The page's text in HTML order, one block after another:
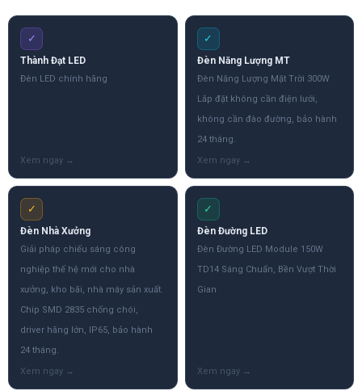
✓
Thành Đạt LED
Đèn LED chính hãng
✓
Đèn Năng Lượng MT
Đèn Năng Lượng Mặt Trời 300W
Lắp đặt không cần điện lưới,
không cần đào đường, bảo hành
24 tháng.
✓
Đèn Nhà Xưởng
Giải pháp chiếu sáng công
nghiệp thế hệ mới cho nhà
xưởng, kho bãi, nhà máy sản xuất.
Chip SMD 2835 chống chói,
driver hãng lớn, IP65, bảo hành
24 tháng.
✓
Đèn Đường LED
Đèn Đường LED Module 150W
TD14 Sáng Chuẩn, Bền Vượt Thời
Gian